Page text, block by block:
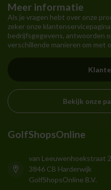
Meer informatie
Als je vragen hebt over onze
zeker onze
bedrijfsgegevens, antwoorden
verschillende manieren om met
Bekijk onze
GolfShopsOnline
van Leeuwenhoekstraat
3846 CB Harderwijk
GolfShopsOnline B.V.